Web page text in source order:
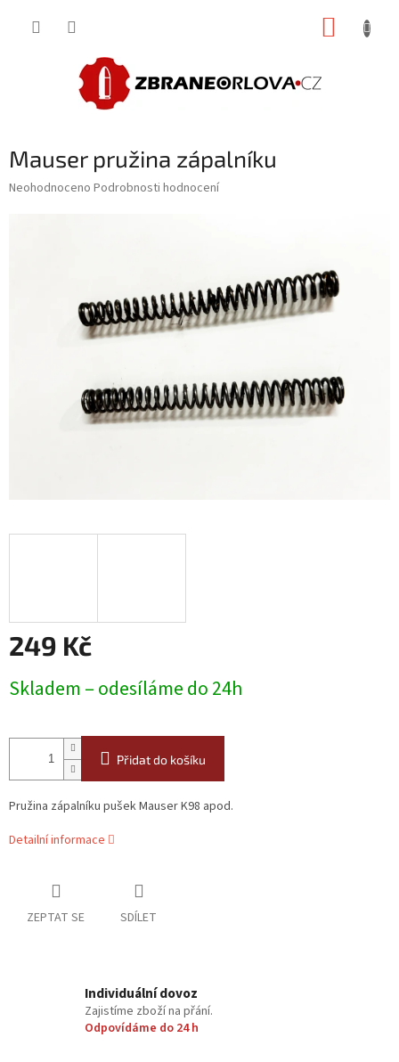
Mauser pružina zápalníku
Průměrné
Neohodnoceno Podrobnosti hodnocení
249 Kč
cena:
Skladem – odesíláme do 24h
Přidat do košíku
Pružina zápalníku pušek Mauser K98 apod.
Detailní informace
ZEPTAT SE SDÍLET
Individuální dovoz
Zajistíme zboží na přání.
Odpovídáme do 24 h